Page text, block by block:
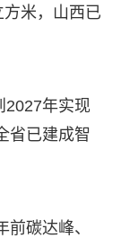
米，山西已
2027年实现
省已建成智
碳达峰、